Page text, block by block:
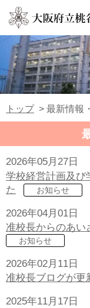
トップ 最新情報
2026年05月27日
学校経営計画及び
た
お知らせ
2026年04月01日
准校長からのあい
お知らせ
2026年02月11日
准校長ブログが更
2025年11月17日